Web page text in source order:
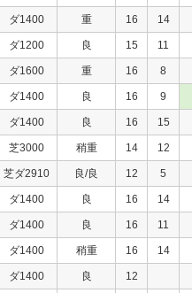
ダ1400 重 16 14
ダ1200 良 15 11
ダ1600 重 16 8
ダ1400 良 16 9
ダ1400 良 16 15
芝3000 稍重 14 12
芝ダ2910 良/良 12 5
ダ1400 良 16 14
ダ1400 良 16 11
ダ1400 稍重 16 14
ダ1400 良 12